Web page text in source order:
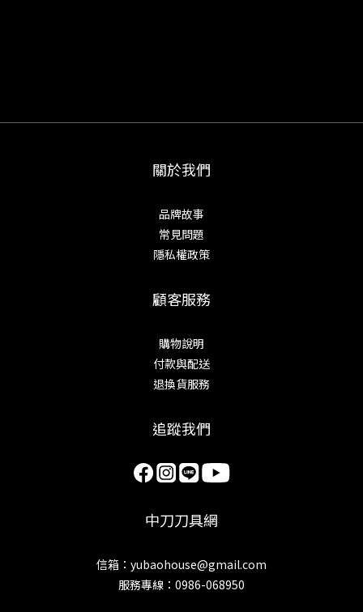
關於我們
品牌故事
常見問題
隱私權政策
顧客服務
購物說明
付款與配送
退換貨服務
追蹤我們
中刀刀具網
信箱：yubaohouse@gmail.com
服務專線：0986-068950